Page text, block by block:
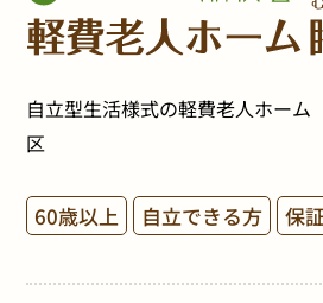
自立型生活様式の軽費老人ホーム
区
60歳以上 自立できる方 保